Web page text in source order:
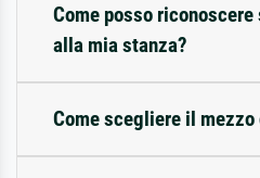
Come posso
alla mia stanza?
Come scegliere il